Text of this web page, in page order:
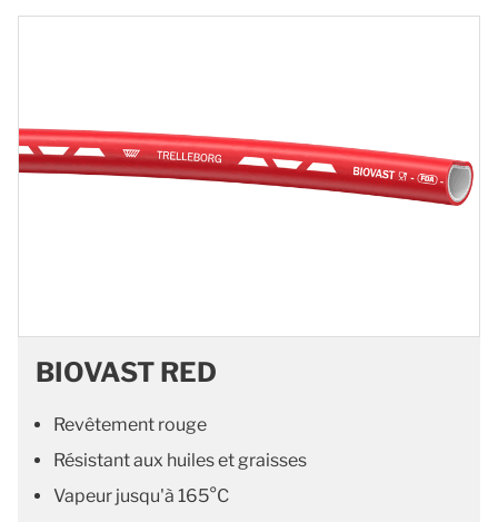
BIOVAST RED
Revêtement rouge
Résistant aux huiles et graisses
Vapeur jusqu'à 165°C